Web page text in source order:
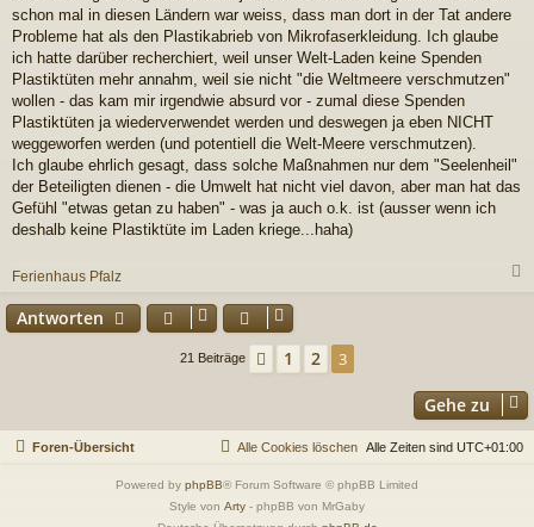
schon mal in diesen Ländern war weiss, dass man dort in der Tat andere
Probleme hat als den Plastikabrieb von Mikrofaserkleidung. Ich glaube
ich hatte darüber recherchiert, weil unser Welt-Laden keine Spenden
Plastiktüten mehr annahm, weil sie nicht "die Weltmeere verschmutzen"
wollen - das kam mir irgendwie absurd vor - zumal diese Spenden
Plastiktüten ja wiederverwendet werden und deswegen ja eben NICHT
weggeworfen werden (und potentiell die Welt-Meere verschmutzen).
Ich glaube ehrlich gesagt, dass solche Maßnahmen nur dem "Seelenheil"
der Beteiligten dienen - die Umwelt hat nicht viel davon, aber man hat das
Gefühl "etwas getan zu haben" - was ja auch o.k. ist (ausser wenn ich
deshalb keine Plastiktüte im Laden kriege...haha)
Ferienhaus Pfalz
Antworten
21 Beiträge Vorherige
1 2 3
Gehe zu
Foren-Übersicht Alle Zeiten sind UTC+01:00
Alle Cookies löschen
Powered by phpBB® Forum Software © phpBB Limited
Style von Arty - phpBB von MrGaby